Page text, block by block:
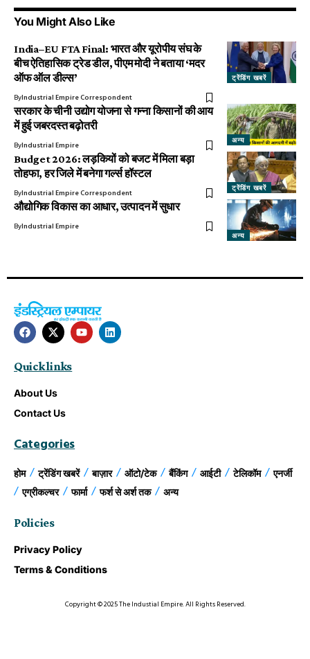
You Might Also Like
ट्रेंडिंग खबरें
India–EU FTA Final: भारत और यूरोपीय संघ के
बीच ऐतिहासिक ट्रेड डील, पीएम मोदी ने बताया ‘मदर
ऑफ ऑल डील्स’
ByIndustrial Empire Correspondent
अन्य
सरकार के चीनी उद्योग योजना से गन्ना किसानों की आय
में हुई जबरदस्त बढ़ोतरी
ByIndustrial Empire
ट्रेंडिंग खबरें
Budget 2026: लड़कियों को बजट में मिला बड़ा
तोहफा, हर जिले में बनेगा गर्ल्स हॉस्टल
ByIndustrial Empire Correspondent
अन्य
औद्योगिक विकास का आधार, उत्पादन में सुधार
ByIndustrial Empire
Quick links
About Us
Contact Us
Categories
होम ट्रेंडिंग खबरें बाज़ार ऑटो/टेक बैंकिंग आईटी टेलिकॉम
एनर्जी
एग्रीकल्चर
फार्मा फर्श से अर्श तक अन्य
Policies
Privacy Policy
Terms & Conditions
Copyright © 2025 The Industial Empire. All Rights Reserved.